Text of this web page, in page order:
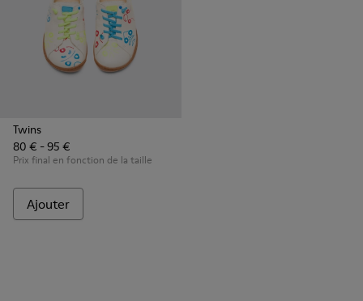
Twins
80 € - 95 €
Prix final en fonction de la taille
Ajouter